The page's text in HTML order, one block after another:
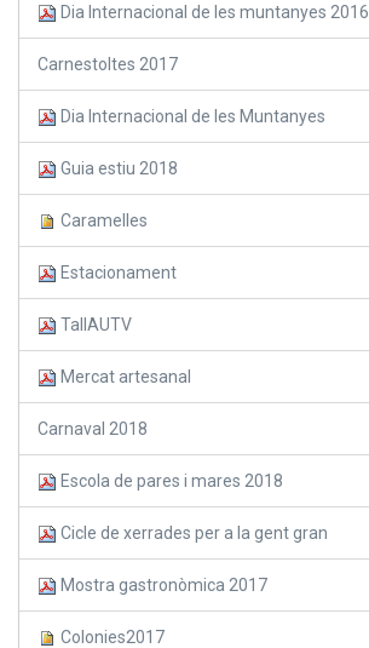
Dia Internacional de les muntanyes 2016
Carnestoltes 2017
Dia Internacional de les Muntanyes
Guia estiu 2018
Caramelles
Estacionament
TallAUTV
Mercat artesanal
Carnaval 2018
Escola de pares i mares 2018
Cicle de xerrades per a la gent gran
Mostra gastronòmica 2017
Colonies2017